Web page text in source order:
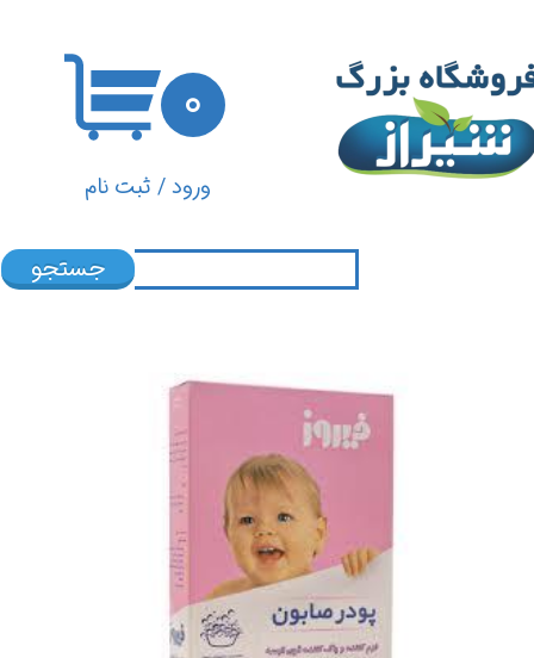
ورود/ ثبت نام
تغییر گذر واژه
سفارشات
۰
جستجو